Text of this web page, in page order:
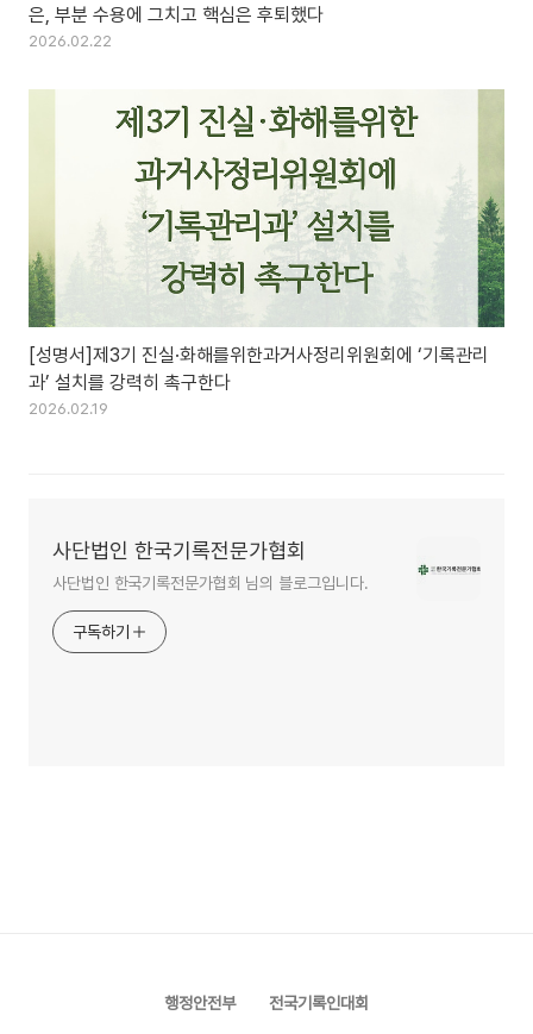
은, 부분 수용에 그치고 핵심은 후퇴했다
2026.02.22
[성명서]제3기 진실·화해를위한과거사정리위원회에 ‘기록관리
과’ 설치를 강력히 촉구한다
2026.02.19
사단법인 한국기록전문가협회
사단법인 한국기록전문가협회 님의 블로그입니다.
구독하기
행정안전부 전국기록인대회